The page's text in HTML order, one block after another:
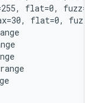
flat=0,
flat=0,